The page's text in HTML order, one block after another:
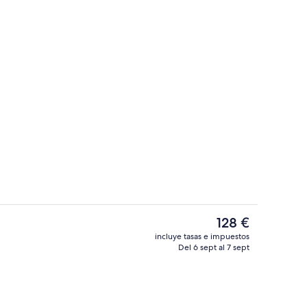
El
precio
actual
128 €
incluye tasas e impuestos
Del 6 sept al 7 sept